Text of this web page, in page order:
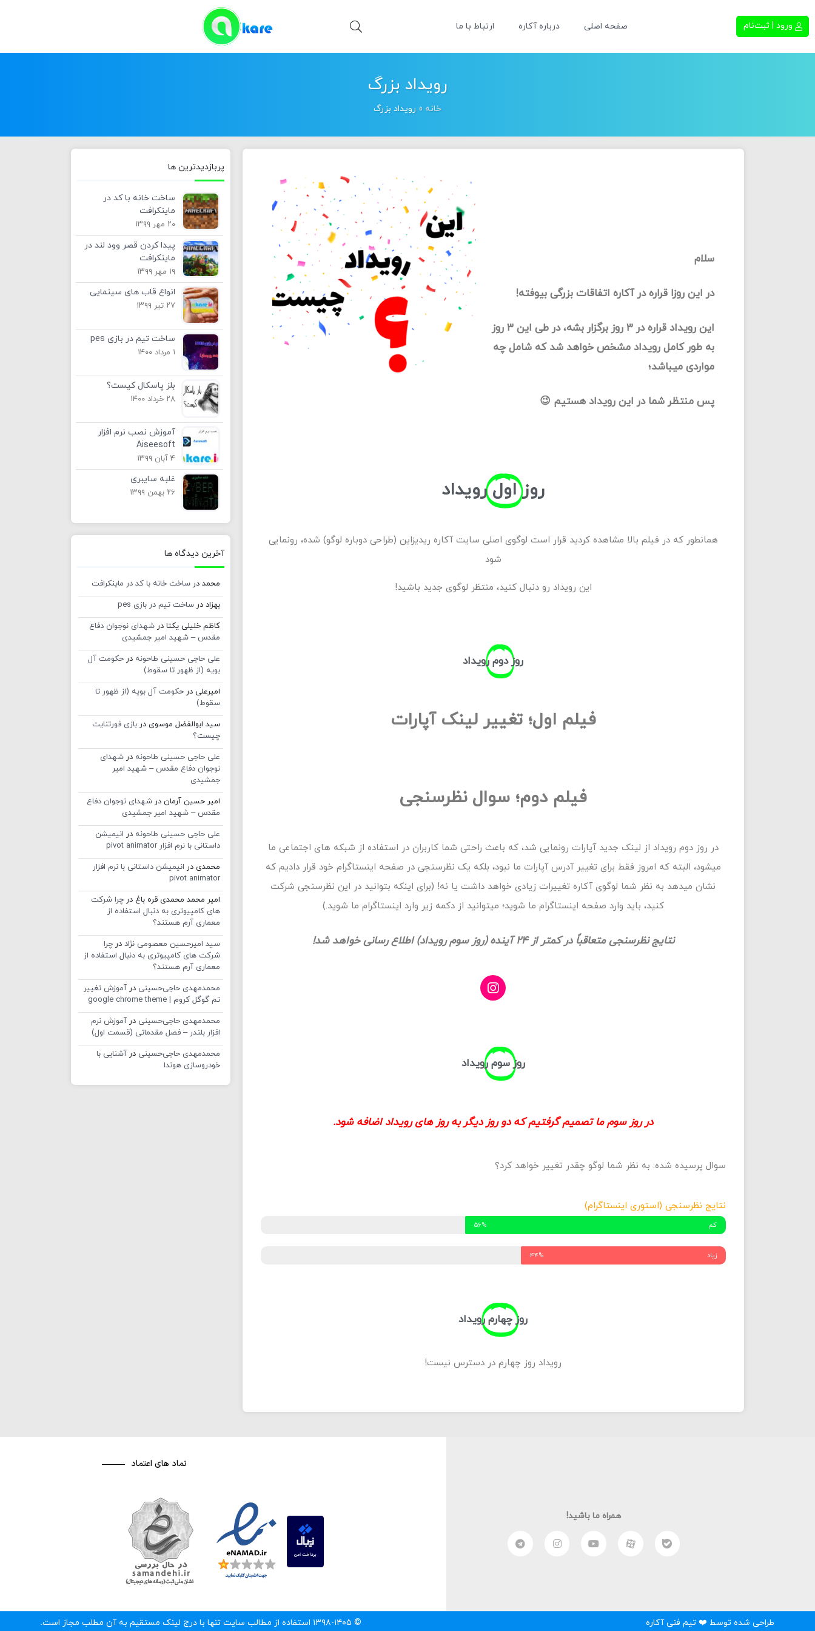
ورود | ثبت‌نام صفحه اصلی درباره آکاره ارتباط با ما
رویداد بزرگ
خانه » رویداد بزرگ
سلام
در این روزا قراره در آکاره اتفاقات بزرگی بیوفته!
این رویداد قراره در ۳ روز برگزار بشه،
در طی این ۳ روز
به طور کامل رویداد مشخص خواهد شد که شامل چه
مواردی میباشد؛
پس منتظر شما در این رویداد هستیم 😉
روزاول رویداد
همانطور که در فیلم بالا مشاهده کردید قرار است لوگوی اصلی سایت آکاره ریدیزاین (طراحی دوباره لوگو) شده، رونمایی
شود
این رویداد رو دنبال کنید، منتظر لوگوی جدید باشید!
روزدوم رویداد
فیلم اول؛ تغییر لینک آپارات
فیلم دوم؛ سوال نظرسنجی
در روز دوم رویداد از لینک جدید آپارات رونمایی شد، که باعث راحتی شما کاربران در استفاده از شبکه های اجتماعی ما
میشود، البته که امروز فقط برای تغییر آدرس آپارات ما نبود، بلکه یک نظرسنجی در صفحه اینستاگرام خود قرار دادیم که
نشان میدهد به نظر شما لوگوی آکاره تغییرات زیادی خواهد داشت یا نه! (برای اینکه بتوانید در این نظرسنجی شرکت
کنید، باید وارد صفحه اینستاگرام ما شوید؛ میتوانید از دکمه زیر وارد اینستاگرام ما شوید.)
نتایج نظرسنجی متعاقباً در کمتر از ۲۴ آینده (روز سوم رویداد) اطلاع رسانی خواهد شد!
روزسوم رویداد
در روز سوم ما تصمیم گرفتیم که دو روز دیگر به روز های رویداد اضافه شود.
سوال پرسیده شده: به نظر شما لوگو چقدر تغییر خواهد کرد؟
نتایج نظرسنجی (استوری اینستاگرام)
کم ۵۶%
زیاد ۴۴%
روزچهارم رویداد
رویداد روز چهارم در دسترس نیست!
پربازدیدترین ها
ساخت خانه با کد در
ماینکرافت
۲۰ مهر ۱۳۹۹
پیدا کردن قصر وود لند در
ماینکرافت
۱۹ مهر ۱۳۹۹
انواع قاب های سینمایی
۲۷ تیر ۱۳۹۹
ساخت تیم در بازی pes
۱ مرداد ۱۴۰۰
بلز پاسکال کیست؟
۲۸ خرداد ۱۴۰۰
آموزش نصب نرم افزار
Aiseesoft
۴ آبان ۱۳۹۹
غلبه سایبری
۲۶ بهمن ۱۳۹۹
آخرین دیدگاه ها
محمد درساخت خانه با کد در ماینکرافت
بهزاد درساخت تیم در بازی pes
کاظم خلیلی یکتا درشهدای نوجوان دفاع
مقدس – شهید امیر جمشیدی
علی حاجی حسینی طاحونه درحکومت آل
بویه (از ظهور تا سقوط)
امیرعلی درحکومت آل بویه (از ظهور تا
سقوط)
سید ابوالفضل موسوی دربازی فورتنایت
چیست؟
علی حاجی حسینی طاحونه درشهدای
نوجوان دفاع مقدس – شهید امیر
جمشیدی
امیر حسین آرمان درشهدای نوجوان دفاع
مقدس – شهید امیر جمشیدی
علی حاجی حسینی طاحونه در انیمیشن
داستانی با نرم افزار pivot animator
محمدی در انیمیشن داستانی با نرم افزار
pivot animator
امیر محمد محمدی قره باغ درچرا شرکت
های کامپیوتری به دنبال استفاده از
معماری آرم هستند؟
سید امیرحسین معصومی نژاد درچرا
شرکت های کامپیوتری به دنبال استفاده از
معماری آرم هستند؟
محمدمهدی حاجی‌حسینی درآموزش تغییر
تم گوگل کروم | google chrome theme
محمدمهدی حاجی‌حسینی درآموزش نرم
افزار بلندر – فصل مقدماتی (قسمت اول)
محمدمهدی حاجی‌حسینی درآشنایی با
خودروسازی هوندا
همراه ما باشید!
نماد های اعتماد
طراحی شده توسط ❤️ تیم فنی آکاره © ۱۳۹۸-۱۴۰۵ استفاده از مطالب سایت تنها با درج لینک مستقیم به آن مطلب مجاز است.‌